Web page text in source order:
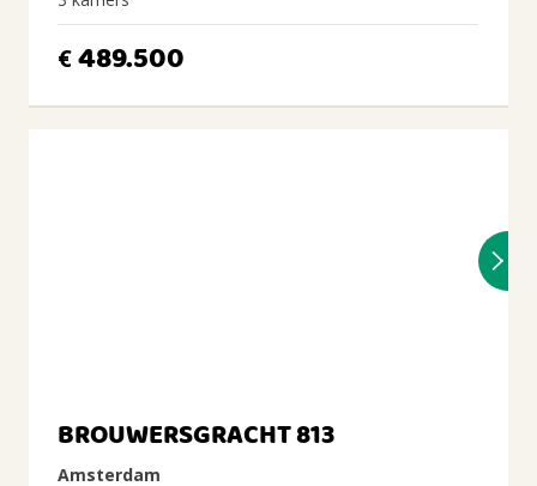
€489.500
BROUWERSGRACHT 813
Amsterdam